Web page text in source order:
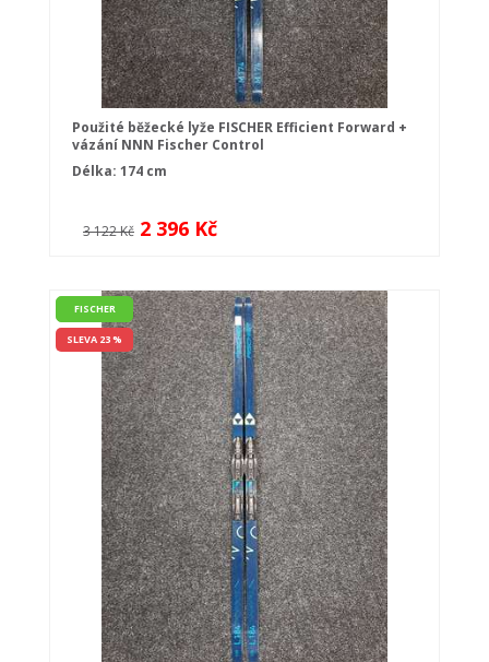
Použité běžecké lyže FISCHER Efficient Forward +
vázání NNN Fischer Control
Délka: 174 cm
3 122 Kč 2 396 Kč
FISCHER
SLEVA 23 %